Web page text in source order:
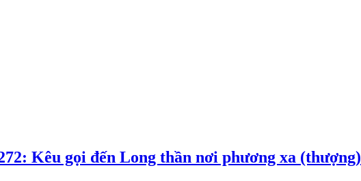
Kêu gọi đến Long thần nơi phương xa (thượng)